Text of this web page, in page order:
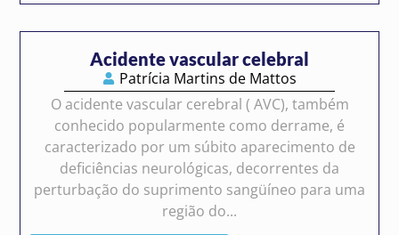
Acidente vascular celebral
Patrícia Martins de Mattos
O acidente vascular cerebral ( AVC), também
conhecido popularmente como derrame, é
caracterizado por um súbito aparecimento de
deficiências neurológicas, decorrentes da
perturbação do suprimento sangüíneo para uma
região do...